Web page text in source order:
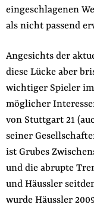
eingeschlagenen
als nicht passend
Angesichts der
diese Lücke aber
wichtiger Spieler
möglicher
von Stuttgart 21
seiner
ist Grubes
und die abrupte
und Häussler
wurde Häussler